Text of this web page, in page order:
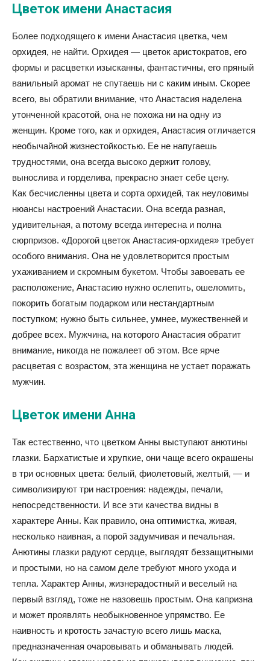
Цветок имени Анастасия
Более подходящего к имени Анастасия цветка, чем
орхидея, не найти. Орхидея — цветок аристократов, его
формы и расцветки изысканны, фантастичны, его пряный
ванильный аромат не спутаешь ни с каким иным. Скорее
всего, вы обратили внимание, что Анастасия наделена
утонченной красотой, она не похожа ни на одну из
женщин. Кроме того, как и орхидея, Анастасия отличается
необычайной жизнестойкостью. Ее не напугаешь
трудностями, она всегда высоко держит голову,
вынослива и горделива, прекрасно знает себе цену.
Как бесчисленны цвета и сорта орхидей, так неуловимы
нюансы настроений Анастасии. Она всегда разная,
удивительная, а потому всегда интересна и полна
сюрпризов. «Дорогой цветок Анастасия-орхидея» требует
особого внимания. Она не удовлетворится простым
ухаживанием и скромным букетом. Чтобы завоевать ее
расположение, Анастасию нужно ослепить, ошеломить,
покорить богатым подарком или нестандартным
поступком; нужно быть сильнее, умнее, мужественней и
добрее всех. Мужчина, на которого Анастасия обратит
внимание, никогда не пожалеет об этом. Все ярче
расцветая с возрастом, эта женщина не устает поражать
мужчин.
Цветок имени Анна
Так естественно, что цветком Анны выступают анютины
глазки. Бархатистые и хрупкие, они чаще всего окрашены
в три основных цвета: белый, фиолетовый, желтый, — и
символизируют три настроения: надежды, печали,
непосредственности. И все эти качества видны в
характере Анны. Как правило, она оптимистка, живая,
несколько наивная, а порой задумчивая и печальная.
Анютины глазки радуют сердце, выглядят беззащитными
и простыми, но на самом деле требуют много ухода и
тепла. Характер Анны, жизнерадостный и веселый на
первый взгляд, тоже не назовешь простым. Она капризна
и может проявлять необыкновенное упрямство. Ее
наивность и кротость зачастую всего лишь маска,
предназначенная очаровывать и обманывать людей.